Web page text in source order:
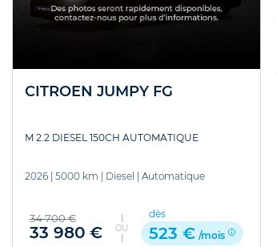
CITROEN JUMPY FG
M 2.2 DIESEL 150CH AUTOMATIQUE
2026 5000 km Diesel Automatique
34 700 €
33 980 € OU
dès
523 € /mois